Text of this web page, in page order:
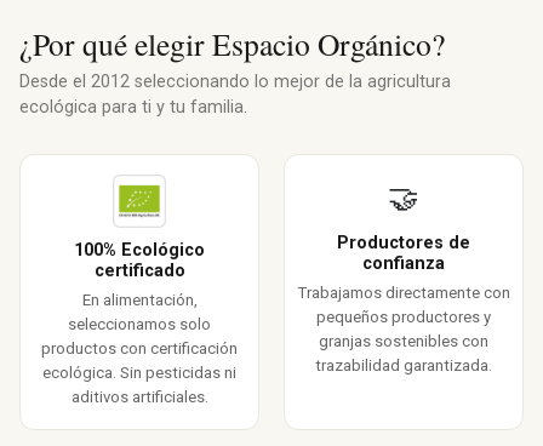
¿Por qué elegir Espacio Orgánico?
Desde el 2012 seleccionando lo mejor de la agricultura
ecológica para ti y tu familia.
100% Ecológico
certificado
En alimentación,
seleccionamos solo
productos con certificación
ecológica. Sin pesticidas ni
aditivos artificiales.
🤝
Productores de
confianza
Trabajamos directamente con
pequeños productores y
granjas sostenibles con
trazabilidad garantizada.